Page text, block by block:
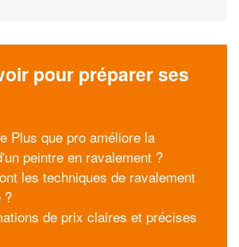
pour préparer ses
Plus que pro améliore la
peintre en ravalement ?
les techniques de ravalement
?
de prix claires et précises